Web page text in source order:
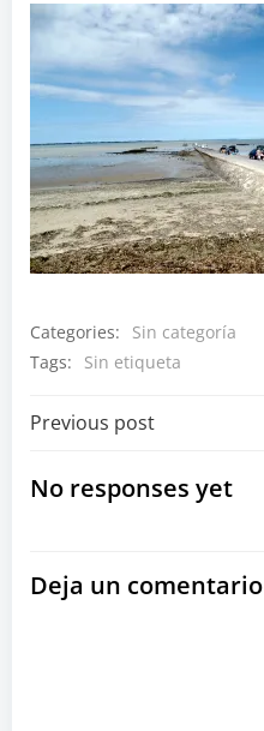
Categories:
Sin categoría
Tags:
Sin etiqueta
Navegación
por
entradas
Previous post
No responses yet
Deja un comentario